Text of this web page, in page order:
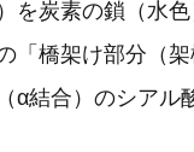
を炭素の鎖（水
「橋架け部分（
α結合）のシアル